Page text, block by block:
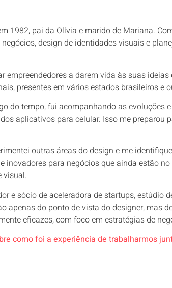
1982, pai da Olívia e marido de Mariana.
design de identidades visuais e
a darem vida às suas
presentes em vários estados brasileiros e
do tempo, fui acompanhando as evoluções
aplicativos para celular. Isso me preparou
outras áreas do design e me
para negócios que ainda estão
visual.
e sócio de aceleradora de startups, estúdio
apenas do ponto de vista do designer, mas
eficazes, com foco em estratégias de
como foi a experiência de trabalharmos